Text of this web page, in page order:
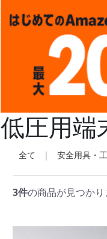
低圧用端
全て | 安全用具・
3件の商品が見つかり